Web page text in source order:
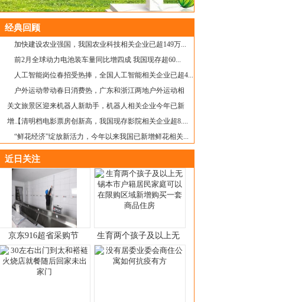
经典回顾
加快建设农业强国，我国农业科技相关企业已超149万...
前2月全球动力电池装车量同比增四成 我国现存超60...
人工智能岗位春招受热捧，全国人工智能相关企业已超4...
户外运动带动春日消费热，广东和浙江两地户外运动相
关...文旅景区迎来机器人新助手，机器人相关企业今年已新
增...【清明档电影票房创新高，我国现存影院相关企业超8....
“鲜花经济”绽放新活力，今年以来我国已新增鲜花相关...
近日关注
京东916超省采购节 生育两个孩子及以上无